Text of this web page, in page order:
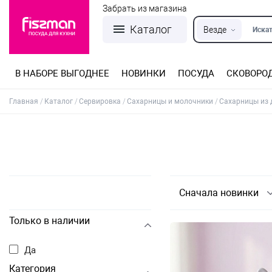
Каталог Везде
Забрать из магазина
В НАБОРЕ ВЫГОДНЕЕ НОВИНКИ ПОСУДА
Главная Каталог Сервировка Сахарницы и молочники Сахарницы из
Только в наличии
Да
Категория
Сначала новинки